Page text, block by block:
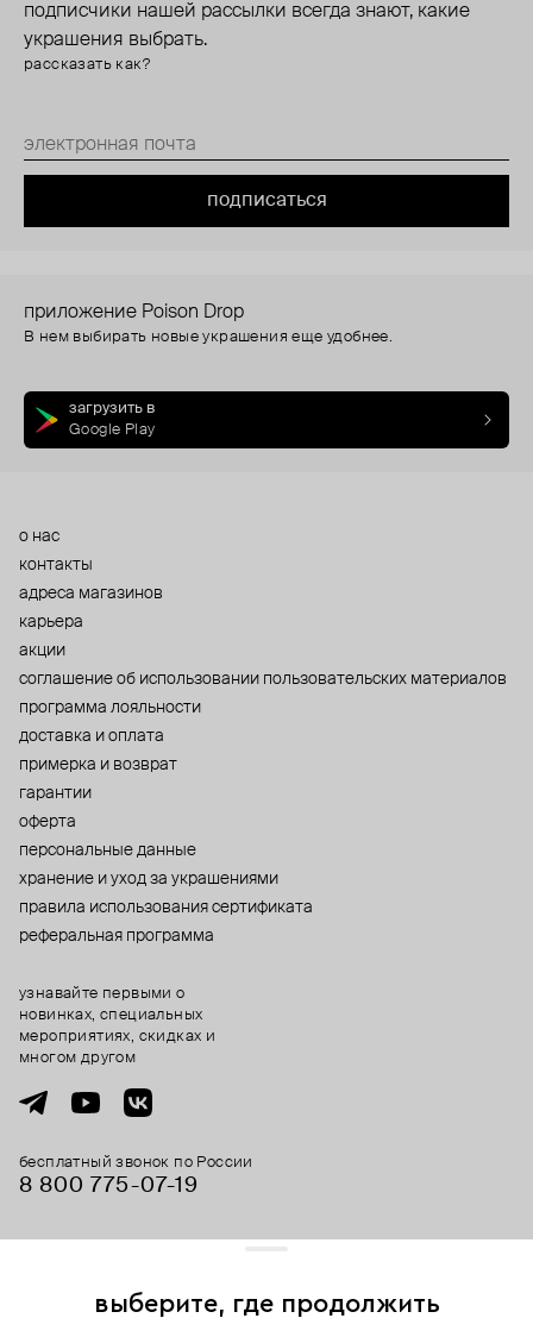
подписчики нашей рассылки всегда знают, какие
украшения выбрать.
рассказать как?
подписаться
приложение Poison Drop
В нем выбирать новые украшения еще удобнее.
загрузить в
Google Play
о нас
контакты
адреса магазинов
карьера
акции
cоглашение об использовании пользовательских материалов
программа лояльности
доставка и оплата
примерка и возврат
гарантии
оферта
персональные данные
хранение и уход за украшениями
правила использования сертификата
реферальная программа
бесплатный звонок по России
8 800 775⁠-07⁠-19
узнавайте первыми о
новинках, специальных
мероприятиях, скидках и
многом другом
выберите, где продолжить